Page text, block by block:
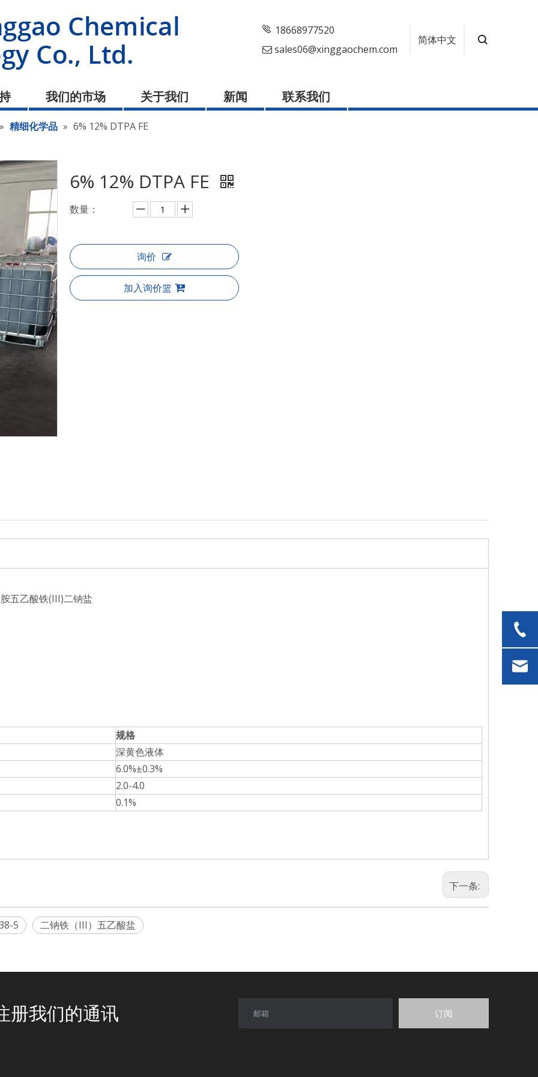
18668977520
 sales06@xinggaochem.com
简体中文
我们的市场 关于我们 新闻 联系我们
» 精细化学品 » 6% 12% DTPA FE
6% 12% DTPA FE
数量：
询价
加入询价篮
五乙酸铁(III)二钠盐
规格
深黄色液体
6.0%±0.3%
2.0-4.0
0.1%
下一条:
5 二钠铁（III）五乙酸盐
册我们的通讯 邮箱 订阅